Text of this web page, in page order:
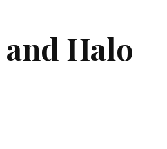
Halo